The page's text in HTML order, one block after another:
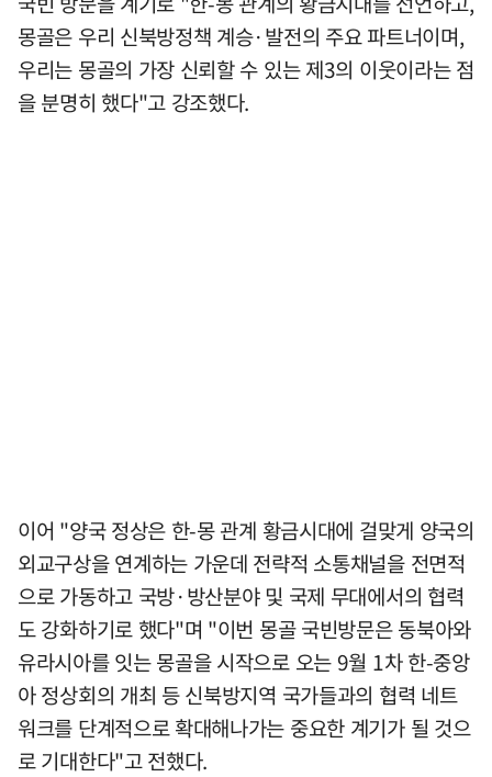
몽골은 우리 신북방정책 계승·발전의 주요 파트너이며,
우리는 몽골의 가장 신뢰할 수 있는 제3의 이웃이라는 점
을 분명히 했다"고 강조했다.
이어 "양국 정상은 한-몽 관계 황금시대에 걸맞게 양국의
외교구상을 연계하는 가운데 전략적 소통채널을 전면적
으로 가동하고 국방·방산분야 및 국제 무대에서의 협력
도 강화하기로 했다"며 "이번 몽골 국빈방문은 동북아와
유라시아를 잇는 몽골을 시작으로 오는 9월 1차 한-중앙
아 정상회의 개최 등 신북방지역 국가들과의 협력 네트
워크를 단계적으로 확대해나가는 중요한 계기가 될 것으
로 기대한다"고 전했다.